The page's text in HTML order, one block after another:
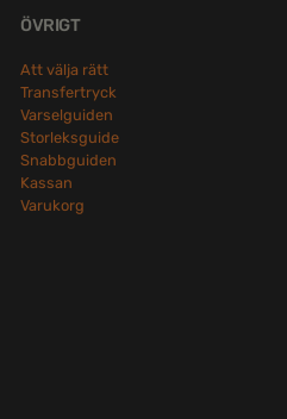
ÖVRIGT
Att välja rätt
Transfertryck
Varselguiden
Storleksguide
Snabbguiden
Kassan
Varukorg